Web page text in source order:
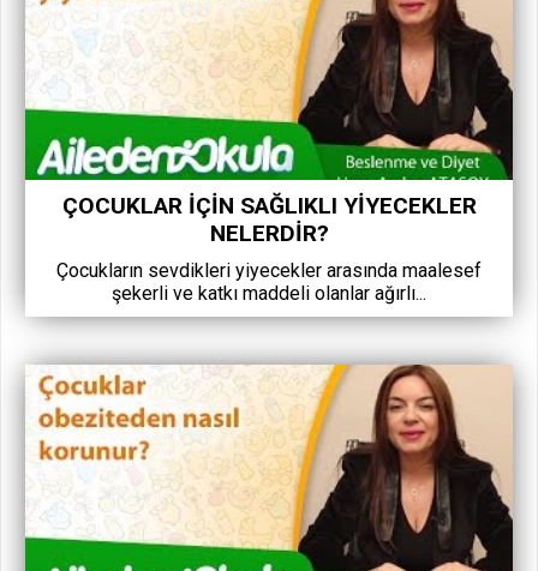
ÇOCUKLAR IÇIN SAĞLIKLI YIYECEKLER
NELERDIR?
Çocukların sevdikleri yiyecekler arasında maalesef
şekerli ve katkı maddeli olanlar ağırlı...